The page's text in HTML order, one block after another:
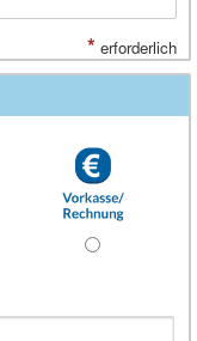
* erforderlich